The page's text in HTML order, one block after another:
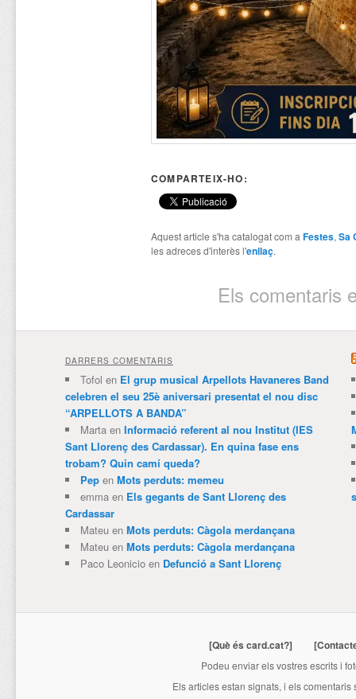
COMPARTEIX-HO:
Aquest article s'ha catalogat com a Festes, Sa
les adreces d'interès l'enllaç.
Els comentaris
DARRERS COMENTARIS
Tofol en El grup musical Arpellots Havaneres Band
celebren el seu 25è aniversari presentat el nou disc
“ARPELLOTS A BANDA”
Martaen Informació referent al nou Institut (IES
Sant Llorenç des Cardassar). En quina fase ens
trobam? Quin camí queda?
Pepen Mots perduts: memeu
emmaen Els gegants de Sant Llorenç des
Cardassar
Mateuen Mots perduts: Càgola merdançana
Mateuen Mots perduts: Càgola merdançana
Paco Leonicioen Defunció a Sant Llorenç
[Què és card.cat?]
Podeu enviar els vostres escrits i
Els articles estan signats, i els